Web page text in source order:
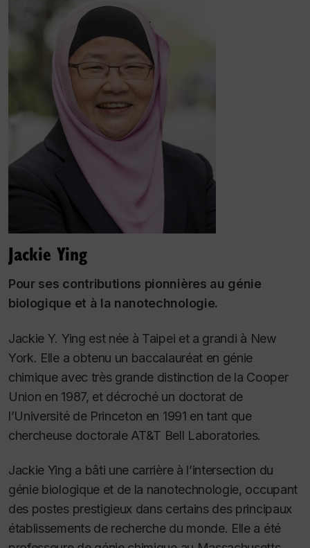
Jackie Ying
Pour ses contributions pionnières au génie
biologique et à la nanotechnologie.
Jackie Y. Ying est née à Taipei et a grandi à New
York. Elle a obtenu un baccalauréat en génie
chimique avec très grande distinction de la Cooper
Union en 1987, et décroché un doctorat de
l’Université de Princeton en 1991 en tant que
chercheuse doctorale AT&T Bell Laboratories.
Jackie Ying a bâti une carrière à l’intersection du
génie biologique et de la nanotechnologie, occupant
des postes prestigieux dans certains des principaux
établissements de recherche du monde. Elle a été